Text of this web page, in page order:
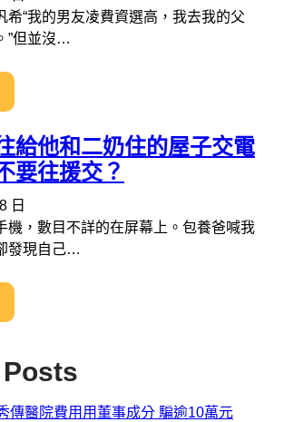
希“我的男友凌費資選高，我去我的父
”但並沒…
給他和二奶住的屋子交電
要往援交？
日
機，數目不詳的在屏幕上。包養爸喊我
發現自己…
傳醫院費用用董事成分 騙逾10萬元